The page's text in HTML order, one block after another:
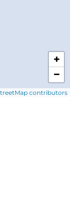
+
−
contributors